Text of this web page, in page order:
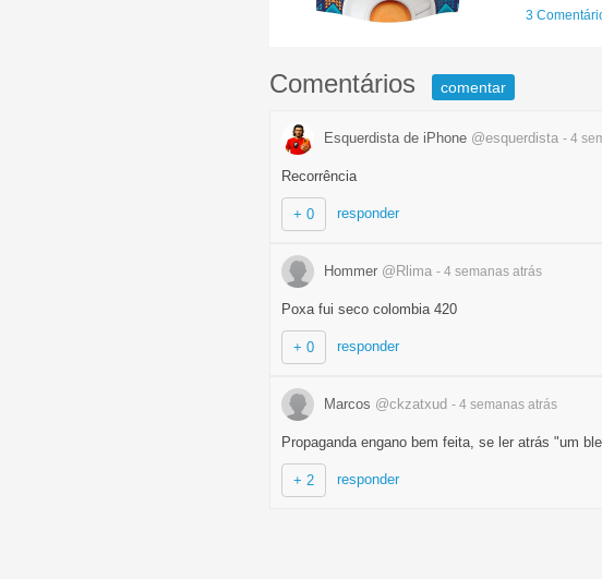
3
Comentários comentar
Esquerdista de iPhone @esquerdista - 4
Recorrência
+ 0 responder
Hommer @Rlima - 4 semanas atrás
Poxa fui seco colombia 420
+ 0 responder
Marcos @ckzatxud - 4 semanas atrás
Propaganda engano bem feita, se ler atrás "um
+ 2 responder